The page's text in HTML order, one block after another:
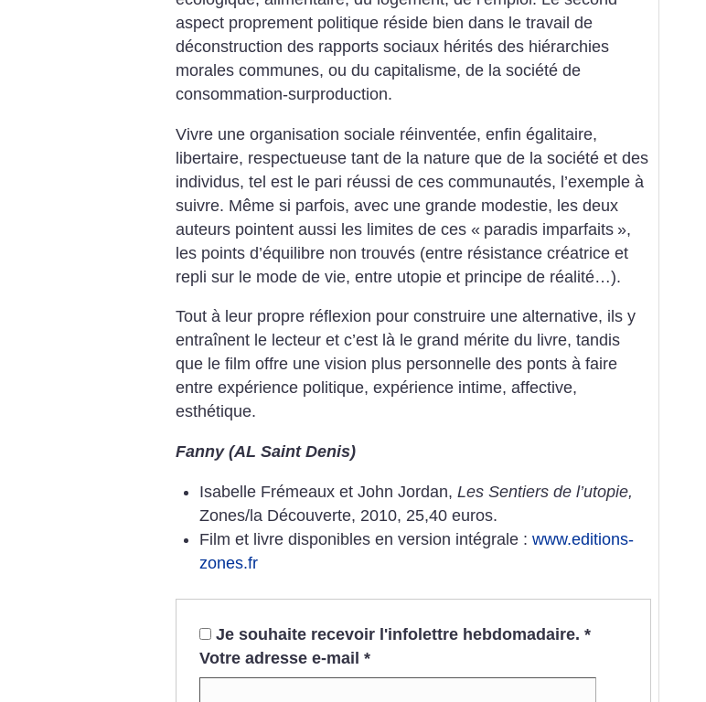
aspect proprement politique réside bien dans le travail de
déconstruction des rapports sociaux hérités des hiérarchies
morales communes, ou du capitalisme, de la société de
consommation-surproduction.
Vivre une organisation sociale réinventée, enfin égalitaire,
libertaire, respectueuse tant de la nature que de la société et des
individus, tel est le pari réussi de ces communautés, l’exemple à
suivre. Même si parfois, avec une grande modestie, les deux
auteurs pointent aussi les limites de ces « paradis imparfaits »,
les points d’équilibre non trouvés (entre résistance créatrice et
repli sur le mode de vie, entre utopie et principe de réalité…).
Tout à leur propre réflexion pour construire une alternative, ils y
entraînent le lecteur et c’est là le grand mérite du livre, tandis
que le film offre une vision plus personnelle des ponts à faire
entre expérience politique, expérience intime, affective,
esthétique.
Fanny (AL Saint Denis)
Isabelle Frémeaux et John Jordan,Les Sentiers de l’utopie,
Zones/la Découverte, 2010, 25,40 euros.
Film et livre disponibles en version intégrale :www.editions-
zones.fr
Je souhaite recevoir l'infolettre hebdomadaire. *
Votre adresse e-mail *